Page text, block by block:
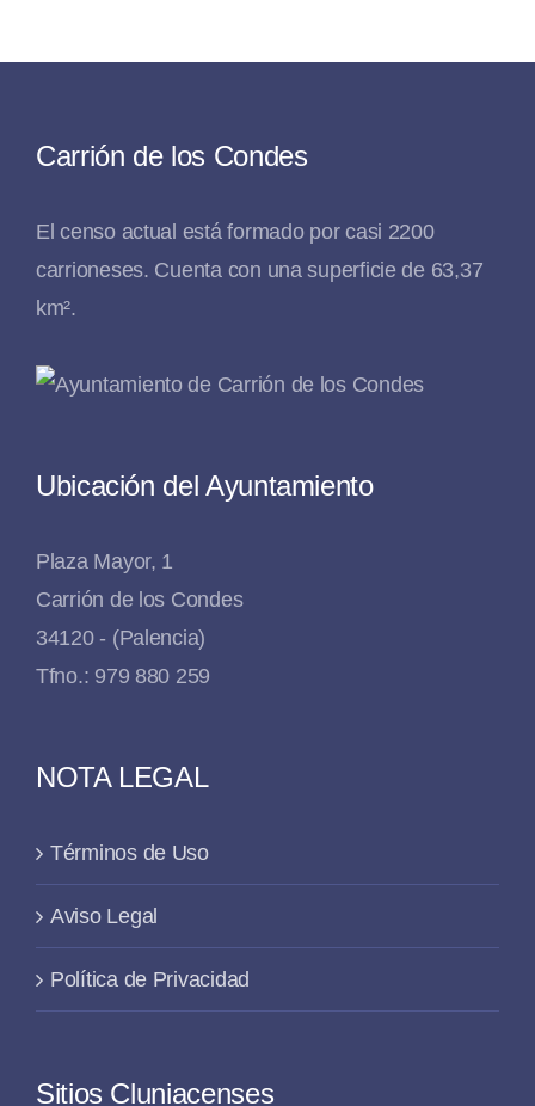
Carrión de los Condes
El censo actual está formado por casi 2200
carrioneses. Cuenta con una superficie de 63,37
km².
Ubicación del Ayuntamiento
Plaza Mayor, 1
Carrión de los Condes
34120 - (Palencia)
Tfno.: 979 880 259
NOTA LEGAL
Términos de Uso
Aviso Legal
Política de Privacidad
Sitios Cluniacenses